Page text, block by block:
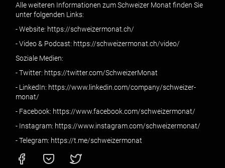
Alle weiteren Informationen zum Schweizer Monat finden Sie
unter folgenden Links:
- Website: https://schweizermonat.ch/
- Video & Podcast: https://schweizermonat.ch/video/
Soziale Medien:
- Twitter: https://twitter.com/SchweizerMonat
- LinkedIn: https://www.linkedin.com/company/schweizer-
monat/
- Facebook: https://www.facebook.com/schweizermonat/
- Instagram: https://www.instagram.com/schweizermonat/
- Telegram: https://t.me/schweizermonat